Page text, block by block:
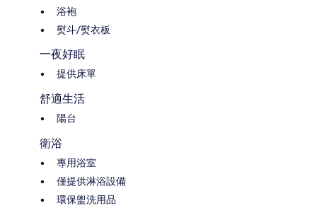
浴袍
熨斗/熨衣板
一夜好眠
提供床單
舒適生活
陽台
衛浴
專用浴室
僅提供淋浴設備
環保盥洗用品